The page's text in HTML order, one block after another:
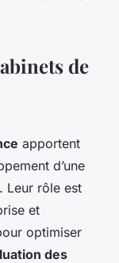
de
apportent
d’une
. Leur rôle est
et
optimiser
des